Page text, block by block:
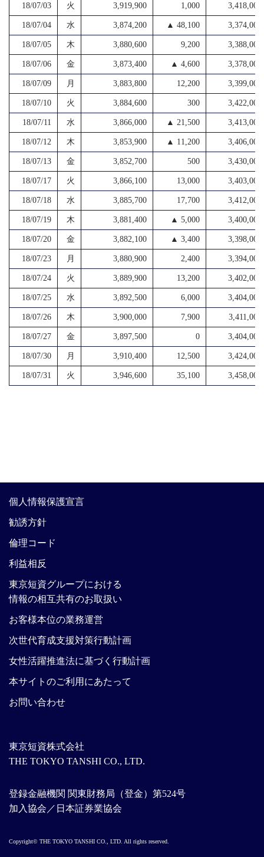
18/07/03 火 3,919,900 1,000 3,418,000
18/07/04 水 3,874,200 ▲ 48,100 3,374,000
18/07/05 木 3,880,600 9,200 3,388,000
18/07/06 金 3,873,400 ▲ 4,600 3,378,000
18/07/09 月 3,883,800 12,200 3,399,000
18/07/10 火 3,884,600 300 3,422,000
18/07/11 水 3,866,000 ▲ 21,500 3,413,000
18/07/12 木 3,853,900 ▲ 11,200 3,406,000
18/07/13 金 3,852,700 500 3,430,000
18/07/17 火 3,866,100 13,000 3,403,000
18/07/18 水 3,885,700 17,700 3,412,000
18/07/19 木 3,881,400 ▲ 5,000 3,400,000
18/07/20 金 3,882,100 ▲ 3,400 3,398,000
18/07/23 月 3,880,900 2,400 3,394,000
18/07/24 火 3,889,900 13,200 3,402,000
18/07/25 水 3,892,500 6,000 3,404,000
18/07/26 木 3,900,000 7,900 3,411,000
18/07/27 金 3,897,500 0 3,404,000
18/07/30 月 3,910,400 12,500 3,424,000
18/07/31 火 3,946,600 35,100 3,458,000
東京短資株式会社
THE TOKYO TANSHI CO., LTD.
登録金融機関 関東財務局（登金）第524号
加入協会／日本証券業協会
個人情報保護宣言
勧誘方針
倫理コード
利益相反
東京短資グループにおける
情報の相互共有のお取扱い
お客様本位の業務運営
次世代育成支援対策行動計画
女性活躍推進法に基づく行動計画
本サイトのご利用にあたって
お問い合わせ
Copyright© THE TOKYO TANSHI CO., LTD. All rights reserved.